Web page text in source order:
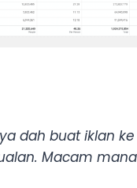
dah buat iklan
Macam mana